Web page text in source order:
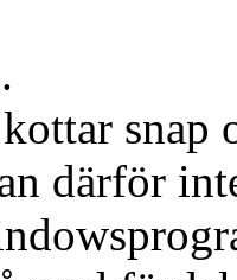
snap
därför